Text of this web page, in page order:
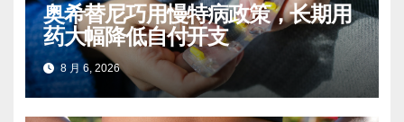
奥希替尼巧用慢特病政策，长期用
药大幅降低自付开支
8 月 6, 2026